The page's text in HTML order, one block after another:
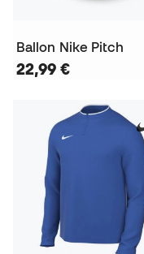
Ballon Nike Pitch
22,99 €